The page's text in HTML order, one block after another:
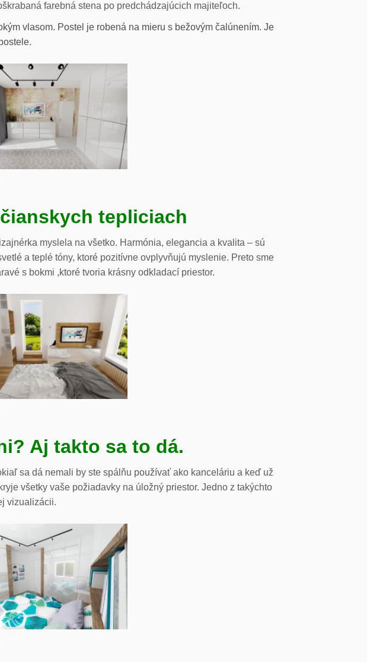
farebná stena po predchádzajúcich majiteľoch.
vlasom. Postel je robená na mieru s bežovým čalúnením. Je
tepliciach
myslela na všetko. Harmónia, elegancia a kvalita – sú
a teplé tóny, ktoré pozitívne ovplyvňujú myslenie. Preto sme
s bokmi ,ktoré tvoria krásny odkladací priestor.
Aj takto sa to dá.
sa dá nemali by ste spálňu používať ako kanceláriu a keď už
všetky vaše požiadavky na úložný priestor. Jedno z takýchto
vizualizácii.